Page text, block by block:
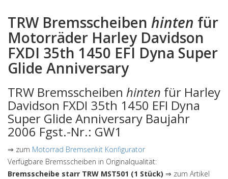
TRW Bremsscheiben hinten für
Motorräder Harley Davidson
FXDI 35th 1450 EFI Dyna Super
Glide Anniversary
TRW Bremsscheiben hinten für Harley
Davidson FXDI 35th 1450 EFI Dyna
Super Glide Anniversary Baujahr
2006 Fgst.-Nr.: GW1
⇒ zum Motorrad Bremsenkit Konfigurator
Verfügbare Bremsscheiben in Originalqualität:
Bremsscheibe starr TRW MST501 (1 Stück) ⇒ zum Artikel